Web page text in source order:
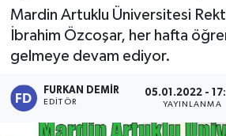
Mardin Artuklu Üniversitesi
İbrahim Özcoşar, her hafta
gelmeye devam ediyor.
FURKAN DEMIR
EDITÖR
05.01.2022 -
YAYINLANMA
Süper Lig Puan Durumu ve
Tüm Manşetler
Son Dakika Haberleri
Haber Arşivi